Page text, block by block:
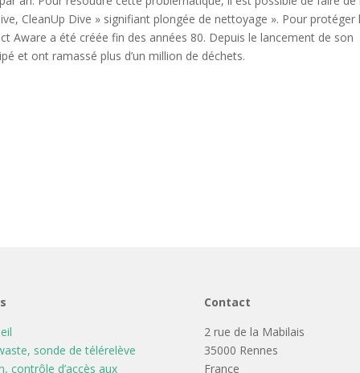
CleanUp Dive » signifiant plongée de nettoyage ». Pour protéger
Aware a été créée fin des années 80. Depuis le lancement de son
et ont ramassé plus d’un million de déchets.
sonde de télérelève
contrôle d’accès aux
Contact
2 rue de la Mabilais
35000 Rennes
France